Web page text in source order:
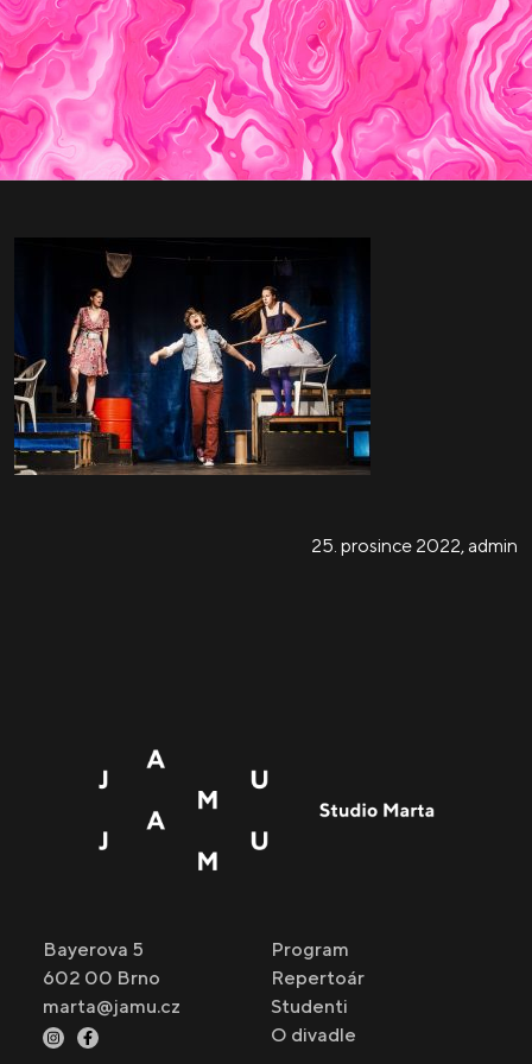
25. prosince 2022, admin
Bayerova 5
602 00 Brno
marta@jamu.cz
Program
Repertoár
Studenti
O divadle